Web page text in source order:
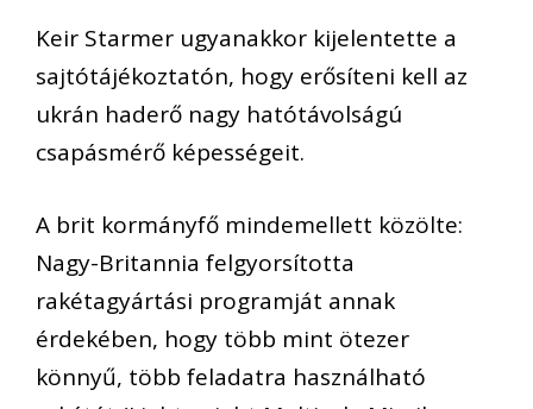
Keir Starmer ugyanakkor kijelentette a
sajtótájékoztatón, hogy erősíteni kell az
ukrán haderő nagy hatótávolságú
csapásmérő képességeit.
A brit kormányfő mindemellett közölte:
Nagy-Britannia felgyorsította
rakétagyártási programját annak
érdekében, hogy több mint ötezer
könnyű, több feladatra használható